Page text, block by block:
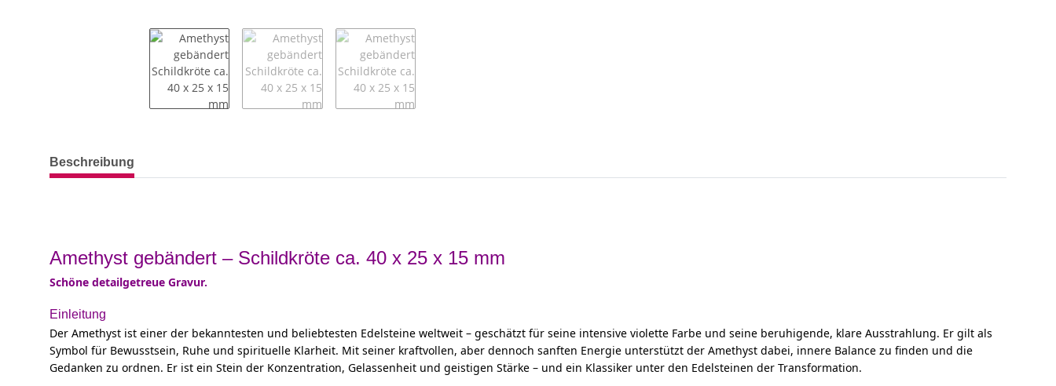
weitere Registerkarten anzeigen
Beschreibung
Amethyst gebändert – Schildkröte ca. 40 x 25 x 15 mm
Schöne detailgetreue Gravur.
Einleitung
Der Amethyst ist einer der bekanntesten und beliebtesten Edelsteine weltweit – geschätzt für seine intensive violette Farbe und seine beruhigende, klare Ausstrahlung. Er gilt als
Symbol für Bewusstsein, Ruhe und spirituelle Klarheit. Mit seiner kraftvollen, aber dennoch sanften Energie unterstützt der Amethyst dabei, innere Balance zu finden und die
Gedanken zu ordnen. Er ist ein Stein der Konzentration, Gelassenheit und geistigen Stärke – und ein Klassiker unter den Edelsteinen der Transformation.